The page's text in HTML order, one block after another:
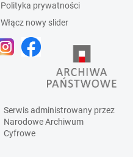
Polityka prywatności
Włącz nowy slider
Serwis administrowany przez
Narodowe Archiwum
Cyfrowe